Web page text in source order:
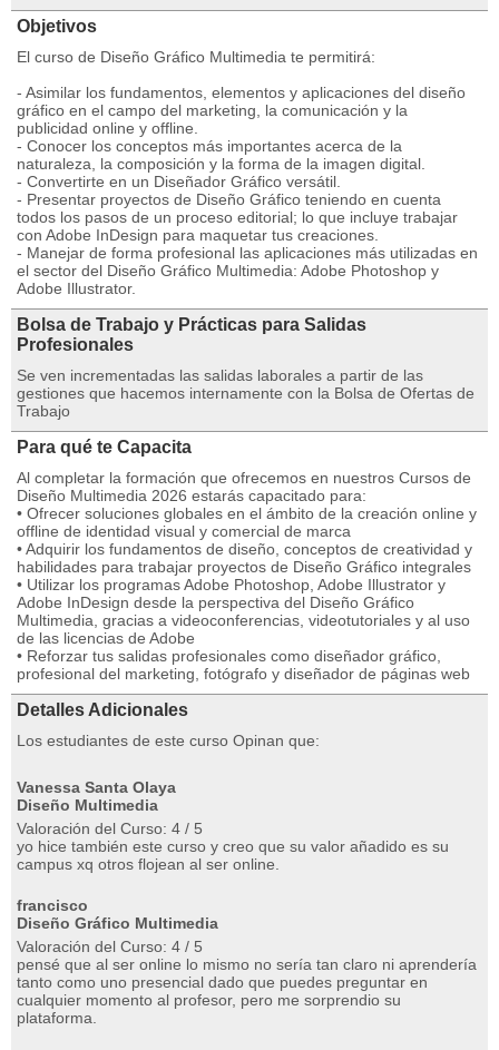
Objetivos
El curso de Diseño Gráfico Multimedia te permitirá:
- Asimilar los fundamentos, elementos y aplicaciones del diseño
gráfico en el campo del marketing, la comunicación y la
publicidad online y offline.
- Conocer los conceptos más importantes acerca de la
naturaleza, la composición y la forma de la imagen digital.
- Convertirte en un Diseñador Gráfico versátil.
- Presentar proyectos de Diseño Gráfico teniendo en cuenta
todos los pasos de un proceso editorial; lo que incluye trabajar
con Adobe InDesign para maquetar tus creaciones.
- Manejar de forma profesional las aplicaciones más utilizadas en
el sector del Diseño Gráfico Multimedia: Adobe Photoshop y
Adobe Illustrator.
Bolsa de Trabajo y Prácticas para Salidas
Profesionales
Se ven incrementadas las salidas laborales a partir de las
gestiones que hacemos internamente con la Bolsa de Ofertas de
Trabajo
Para qué te Capacita
Al completar la formación que ofrecemos en nuestros Cursos de
Diseño Multimedia 2026 estarás capacitado para:
• Ofrecer soluciones globales en el ámbito de la creación online y
offline de identidad visual y comercial de marca
• Adquirir los fundamentos de diseño, conceptos de creatividad y
habilidades para trabajar proyectos de Diseño Gráfico integrales
• Utilizar los programas Adobe Photoshop, Adobe Illustrator y
Adobe InDesign desde la perspectiva del Diseño Gráfico
Multimedia, gracias a videoconferencias, videotutoriales y al uso
de las licencias de Adobe
• Reforzar tus salidas profesionales como diseñador gráfico,
profesional del marketing, fotógrafo y diseñador de páginas web
Detalles Adicionales
Los estudiantes de este curso Opinan que:
Vanessa Santa Olaya
Diseño Multimedia
Valoración del Curso: 4 / 5
yo hice también este curso y creo que su valor añadido es su
campus xq otros flojean al ser online.
francisco
Diseño Gráfico Multimedia
Valoración del Curso: 4 / 5
pensé que al ser online lo mismo no sería tan claro ni aprendería
tanto como uno presencial dado que puedes preguntar en
cualquier momento al profesor, pero me sorprendio su
plataforma.